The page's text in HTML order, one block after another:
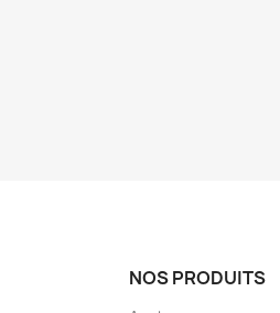
NOS PRODUITS